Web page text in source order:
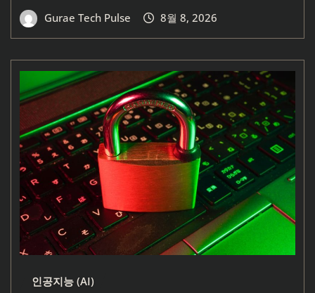
Gurae Tech Pulse 8월 8, 2026
인공지능 (AI)